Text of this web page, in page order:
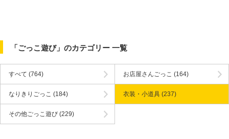
「ごっこ遊び」のカテゴリー 一覧
すべて (764) お店屋さんごっこ (164)
なりきりごっこ (184) 衣装・小道具(237)
その他ごっこ遊び (229)